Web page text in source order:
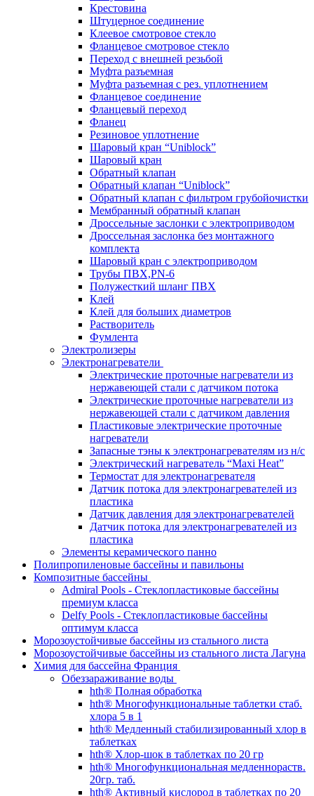
Крестовина
Штуцерное соединение
Клеевое смотровое стекло
Фланцевое смотровое стекло
Переход с внешней резьбой
Муфта разъемная
Муфта разъемная с рез. уплотнением
Фланцевое соединение
Фланцевый переход
Фланец
Резиновое уплотнение
Шаровый кран “Uniblock”
Шаровый кран
Обратный клапан
Обратный клапан “Uniblock”
Обратный клапан с фильтром грубойочистки
Мембранный обратный клапан
Дроссельные заслонки с электроприводом
Дроссельная заслонка без монтажного
комплекта
Шаровый кран с электроприводом
Трубы ПВХ,PN-6
Полужесткий шланг ПВХ
Клей
Клей для больших диаметров
Растворитель
Фумлента
Электролизеры
Электронагреватели
Электрические проточные нагреватели из
нержавеющей стали с датчиком потока
Электрические проточные нагреватели из
нержавеющей стали с датчиком давления
Пластиковые электрические проточные
нагреватели
Запасные тэны к электронагревателям из н/с
Электрический нагреватель “Maxi Heat”
Термостат для электронагревателя
Датчик потока для электронагревателей из
пластика
Датчик давления для электронагревателей
Датчик потока для электронагревателей из
пластика
Элементы керамического панно
Полипропиленовые бассейны и павильоны
Композитные бассейны
Admiral Pools - Стеклопластиковые бассейны
премиум класса
Delfy Pools - Стеклопластиковые бассейны
оптимум класса
Морозоустойчивые бассейны из стального листа
Морозоустойчивые бассейны из стального листа Лагуна
Химия для бассейна Франция
Обеззараживание воды
hth® Полная обработка
hth® Многофункциональные таблетки стаб.
хлора 5 в 1
hth® Медленный стабилизированный хлор в
таблетках
hth® Хлор-шок в таблетках по 20 гр
hth® Многофункциональная медленнораств.
20гр. таб.
hth® Активный кислород в таблетках по 20